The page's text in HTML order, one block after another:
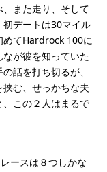
また走り、そして
デートは30マイル
めてHardrock 100に
が彼を知っていた
話を打ち切るが、
む、せっかちな夫
この２人はまるで
ースは８つしかな